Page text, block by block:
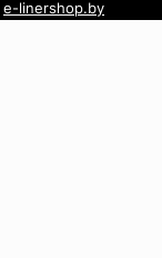
e-linershop.by